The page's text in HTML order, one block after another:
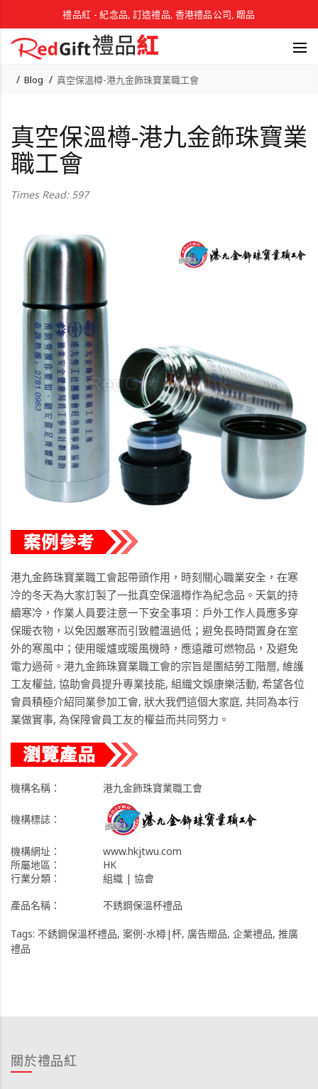
禮品紅 - 紀念品, 訂造禮品, 香港禮品公司, 贈品
Blog 真空保溫樽-港九金飾珠寶業職工會
真空保溫樽-港九金飾珠寶業
職工會
Times Read: 597
港九金飾珠寶業職工會起帶頭作用，時刻關心職業安全，在寒
冷的冬天為大家訂製了一批真空保溫樽作為紀念品。天氣的持
續寒冷，作業人員要注意一下安全事項：戶外工作人員應多穿
保暖衣物，以免因嚴寒而引致體溫過低；避免長時間置身在室
外的寒風中；使用暖爐或暖風機時，應遠離可燃物品，及避免
電力過荷。港九金飾珠寶業職工會的宗旨是團結勞工階層, 維護
工友權益, 協助會員提升專業技能, 組織文娛康樂活動, 希望各位
會員積極介紹同業參加工會, 狀大我們這個大家庭, 共同為本行
業做實事, 為保障會員工友的權益而共同努力。
機構名稱： 港九金飾珠寶業職工會
機構標誌：
機構網址：
www.hkjtwu.com
所屬地區：
HK
行業分類：
組織 | 協會
產品名稱：
不銹鋼保溫杯禮品
Tags: 不銹鋼保溫杯禮品, 案例-水樽|杯, 廣告贈品, 企業禮品, 推廣
禮品
關於禮品紅